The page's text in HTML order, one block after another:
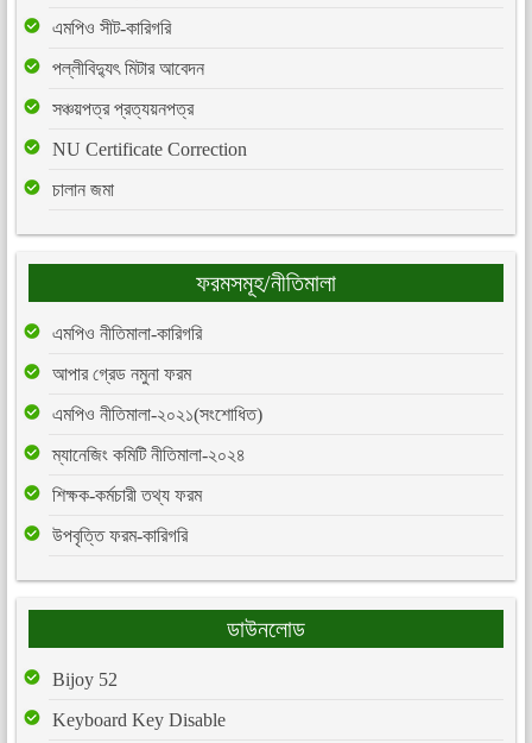
এমপিও সীট-কারিগরি
পল্লীবিদ্যুৎ মিটার আবেদন
সঞ্চয়পত্র প্রত্যয়নপত্র
NU Certificate Correction
চালান জমা
ফরমসমূহ/নীতিমালা
এমপিও নীতিমালা-কারিগরি
আপার গ্রেড নমুনা ফরম
এমপিও নীতিমালা-২০২১(সংশোধিত)
ম্যানেজিং কমিটি নীতিমালা-২০২৪
শিক্ষক-কর্মচারী তথ্য ফরম
উপবৃত্তি ফরম-কারিগরি
ডাউনলোড
Bijoy 52
Keyboard Key Disable